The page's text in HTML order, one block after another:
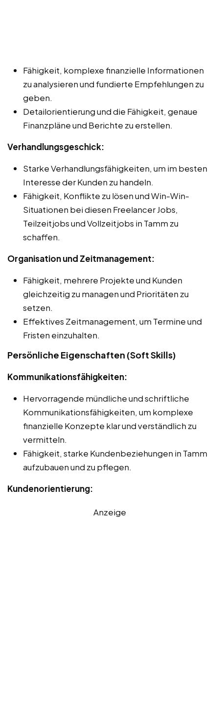
Fähigkeit, komplexe finanzielle Informationen
zu analysieren und fundierte Empfehlungen zu
geben.
Detailorientierung und die Fähigkeit, genaue
Finanzpläne und Berichte zu erstellen.
Verhandlungsgeschick:
Starke Verhandlungsfähigkeiten, um im besten
Interesse der Kunden zu handeln.
Fähigkeit, Konflikte zu lösen und Win-Win-
Situationen bei diesen Freelancer Jobs,
Teilzeitjobs und Vollzeitjobs in Tamm zu
schaffen.
Organisation und Zeitmanagement:
Fähigkeit, mehrere Projekte und Kunden
gleichzeitig zu managen und Prioritäten zu
setzen.
Effektives Zeitmanagement, um Termine und
Fristen einzuhalten.
Persönliche Eigenschaften (Soft Skills)
Kommunikationsfähigkeiten:
Hervorragende mündliche und schriftliche
Kommunikationsfähigkeiten, um komplexe
finanzielle Konzepte klar und verständlich zu
vermitteln.
Fähigkeit, starke Kundenbeziehungen in Tamm
aufzubauen und zu pflegen.
Kundenorientierung:
Anzeige